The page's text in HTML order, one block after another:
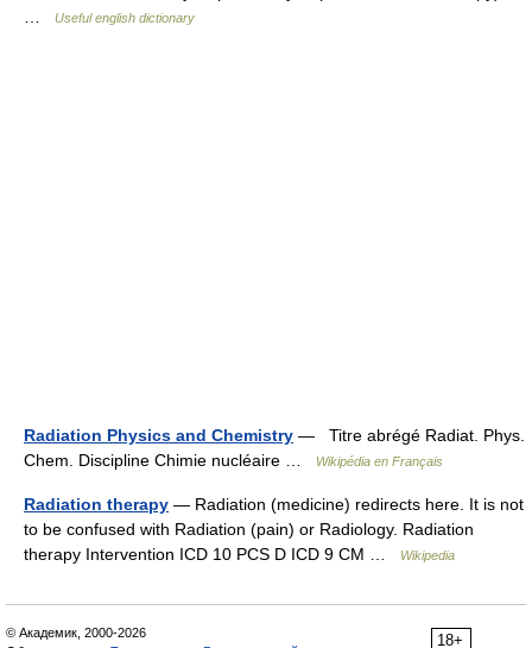
Useful english dictionary
Radiation Physics and Chemistry — Titre abrégé Radiat. Phys.
Chem. Discipline Chimie nucléaire …
Wikipédia en Français
Radiation therapy — Radiation (medicine) redirects here. It is not
to be confused with Radiation (pain) or Radiology. Radiation
therapy Intervention ICD 10 PCS D ICD 9 CM …
Wikipedia
18+
© Академик, 2000-2026